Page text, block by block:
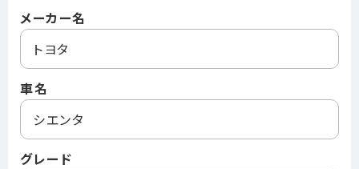
メーカー名
トヨタ
車名
シエンタ
グレード